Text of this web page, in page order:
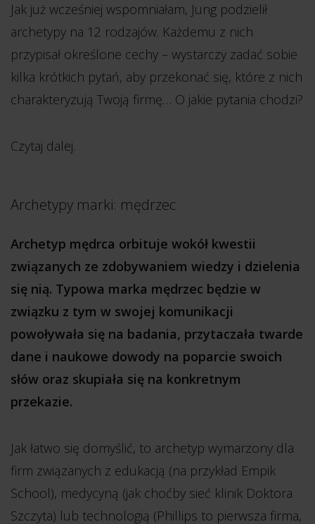
Jak już wcześniej wspomniałam, Jung podzielił
archetypy na 12 rodzajów. Każdemu z nich
przypisał określone cechy – wystarczy zadać sobie
kilka krótkich pytań, aby przekonać się, które z nich
charakteryzują Twoją firmę… O jakie pytania chodzi?
Czytaj dalej.
Archetypy marki: mędrzec
Archetyp mędrca orbituje wokół kwestii
związanych ze zdobywaniem wiedzy i dzielenia
się nią. Typowa marka mędrzec będzie w
związku z tym w swojej komunikacji
powoływała się na badania, przytaczała twarde
dane i naukowe dowody na poparcie swoich
słów oraz skupiała się na konkretnym
przekazie.
Jak łatwo się domyślić, to archetyp wymarzony dla
firm związanych z edukacją (na przykład Empik
School), medycyną (jak choćby sieć klinik Doktora
Szczyta) lub technologią (Phillips to pierwsza firma,